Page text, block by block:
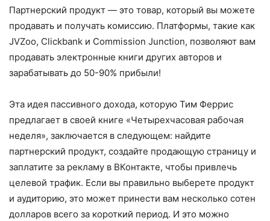
Партнерский продукт — это товар, который вы можете
продавать и получать комиссию. Платформы, такие как
JVZoo, Clickbank и Commission Junction, позволяют вам
продавать электронные книги других авторов и
зарабатывать до 50-90% прибыли!
Эта идея пассивного дохода, которую Тим Феррис
предлагает в своей книге «Четырехчасовая рабочая
неделя», заключается в следующем: найдите
партнерский продукт, создайте продающую страницу и
заплатите за рекламу в ВКонтакте, чтобы привлечь
целевой трафик. Если вы правильно выберете продукт
и аудиторию, это может принести вам несколько сотен
долларов всего за короткий период. И это можно